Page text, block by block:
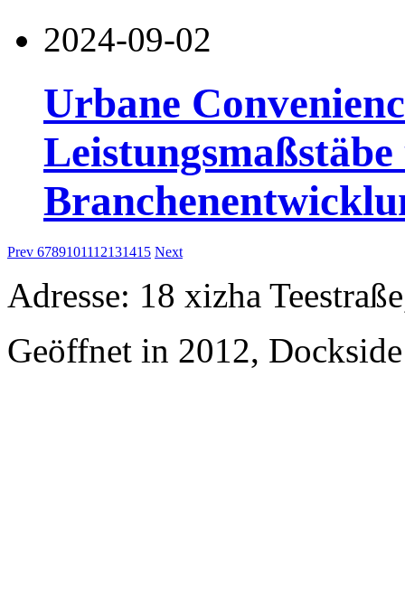
2024-09-02
Urbane
Prev 6789101112131415 Next
Adresse: 18 xizha
Geöffnet in 2012,